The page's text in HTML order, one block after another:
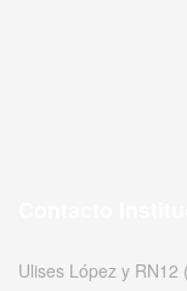
Ulises López y RN12